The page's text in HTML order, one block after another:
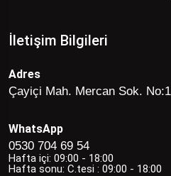
İletişim Bilgileri
Adres
Çayiçi Mah. Mercan Sok.
WhatsApp
0530 704 69 54
Hafta içi: 09:00 - 18:00
Hafta sonu: C.tesi : 09:00 - 18:00